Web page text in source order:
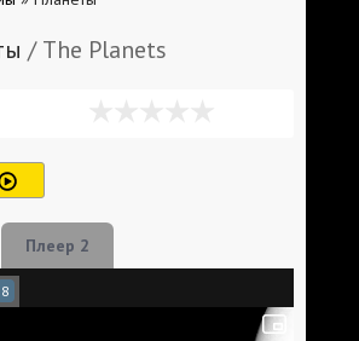
/ The Planets
Плеер 2
8